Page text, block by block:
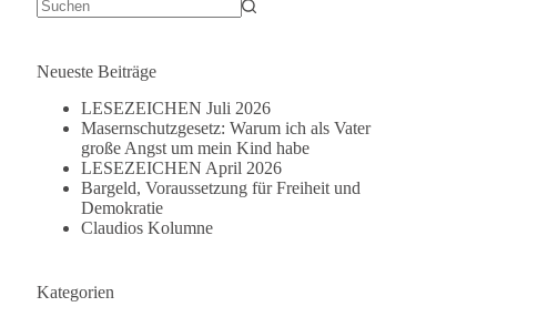
Neueste Beiträge
LESEZEICHEN Juli 2026
Masernschutzgesetz: Warum ich als Vater
große Angst um mein Kind habe
LESEZEICHEN April 2026
Bargeld, Voraussetzung für Freiheit und
Demokratie
Claudios Kolumne
Kategorien